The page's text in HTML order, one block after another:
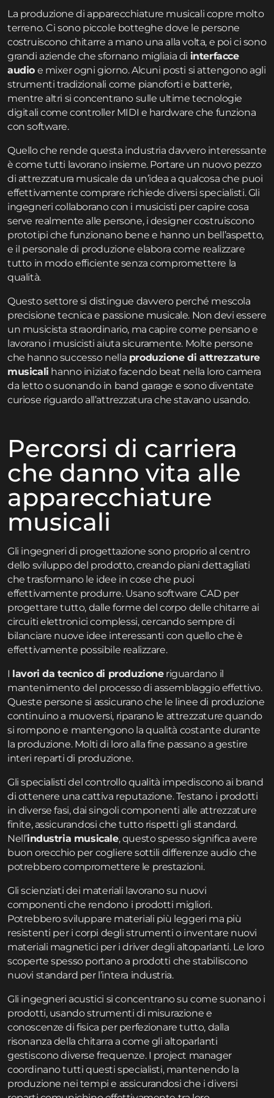
La produzione di apparecchiature musicali copre molto
terreno. Ci sono piccole botteghe dove le persone
costruiscono chitarre a mano una alla volta, e poi ci sono
grandi aziende che sfornano migliaia di interfacce
audioe mixer ogni giorno. Alcuni posti si attengono agli
strumenti tradizionali come pianoforti e batterie,
mentre altri si concentrano sulle ultime tecnologie
digitali come controller MIDI e hardware che funziona
con software.
Quello che rende questa industria davvero interessante
è come tutti lavorano insieme. Portare un nuovo pezzo
di attrezzatura musicale da un’idea a qualcosa che puoi
effettivamente comprare richiede diversi specialisti. Gli
ingegneri collaborano con i musicisti per capire cosa
serve realmente alle persone, i designer costruiscono
prototipi che funzionano bene e hanno un bell’aspetto,
e il personale di produzione elabora come realizzare
tutto in modo efficiente senza compromettere la
qualità.
Questo settore si distingue davvero perché mescola
precisione tecnica e passione musicale. Non devi essere
un musicista straordinario, ma capire come pensano e
lavorano i musicisti aiuta sicuramente. Molte persone
che hanno successo nella produzione di attrezzature
musicali hanno iniziato facendo beat nella loro camera
da letto o suonando in band garage e sono diventate
curiose riguardo all’attrezzatura che stavano usando.
Percorsi di carriera
che danno vita alle
apparecchiature
musicali
Gli ingegneri di progettazione sono proprio al centro
dello sviluppo del prodotto, creando piani dettagliati
che trasformano le idee in cose che puoi
effettivamente produrre. Usano software CAD per
progettare tutto, dalle forme del corpo delle chitarre ai
circuiti elettronici complessi, cercando sempre di
bilanciare nuove idee interessanti con quello che è
effettivamente possibile realizzare.
I lavori da tecnico di produzioneriguardano il
mantenimento del processo di assemblaggio effettivo.
Queste persone si assicurano che le linee di produzione
continuino a muoversi, riparano le attrezzature quando
si rompono e mantengono la qualità costante durante
la produzione. Molti di loro alla fine passano a gestire
interi reparti di produzione.
Gli specialisti del controllo qualità impediscono ai brand
di ottenere una cattiva reputazione. Testano i prodotti
in diverse fasi, dai singoli componenti alle attrezzature
finite, assicurandosi che tutto rispetti gli standard.
Nell’industria musicale, questo spesso significa avere
buon orecchio per cogliere sottili differenze audio che
potrebbero compromettere le prestazioni.
Gli scienziati dei materiali lavorano su nuovi
componenti che rendono i prodotti migliori.
Potrebbero sviluppare materiali più leggeri ma più
resistenti per i corpi degli strumenti o inventare nuovi
materiali magnetici per i driver degli altoparlanti. Le loro
scoperte spesso portano a prodotti che stabiliscono
nuovi standard per l’intera industria.
Gli ingegneri acustici si concentrano su come suonano i
prodotti, usando strumenti di misurazione e
conoscenze di fisica per perfezionare tutto, dalla
risonanza della chitarra a come gli altoparlanti
gestiscono diverse frequenze. I project manager
coordinano tutti questi specialisti, mantenendo la
produzione nei tempi e assicurandosi che i diversi